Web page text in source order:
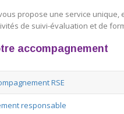
propose une service unique,
de suivi-évaluation et de
accompagnement
RSE
responsable